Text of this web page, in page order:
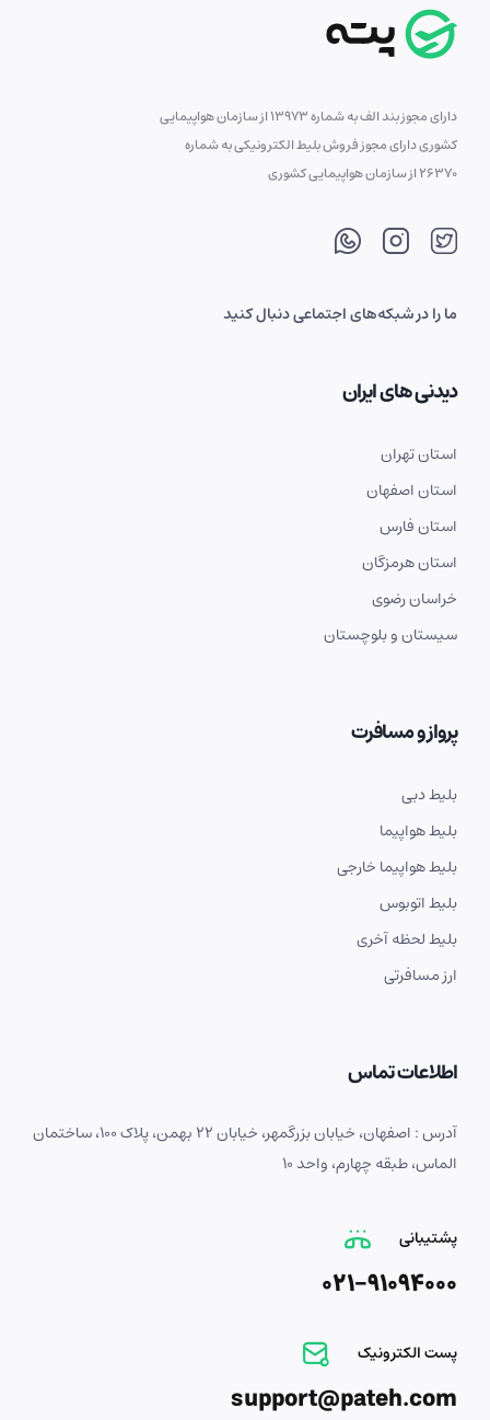
دارای مجوز بند الف به شماره 13973 از سازمان هواپیمایی
کشوری دارای مجوز فروش بلیط الکترونیکی به شماره
26370 از سازمان هواپیمایی کشوری
ما را در شبکه‌های اجتماعی دنبال کنید
دیدنی های ایران
استان تهران
استان اصفهان
استان فارس
استان هرمزگان
خراسان رضوی
سیستان و بلوچستان
پرواز و مسافرت
بلیط دبی
بلیط هواپیما
بلیط هواپیما خارجی
بلیط اتوبوس
بلیط لحظه آخری
ارز مسافرتی
اطلاعات تماس
آدرس : اصفهان، خیابان بزرگمهر، خیابان 22 بهمن، پلاک 100، ساختمان
الماس، طبقه چهارم، واحد 10
پشتیبانی
021-91094000
پست الکترونیک
support@pateh.com